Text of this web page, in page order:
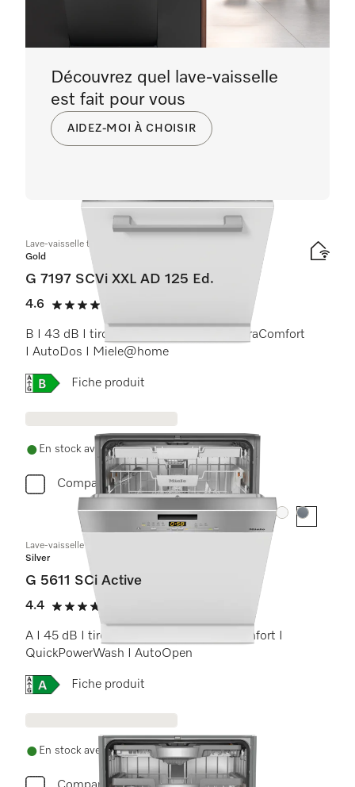
Lave-vaisselle totalement intégrable XXL
Gold
G 7197 SCVi XXL AD 125 Ed.
4.6
4.6 étoiles sur 5
B I 43 dB I tiroir à couverts I paniers ExtraComfort
I AutoDos I Miele@home
Online Label Flag, Étiquette énergétique
Fiche produit
En stock avec livraison gratuite
Comparer
Couleur:Couleur:
Lave-vaisselle intégré
Silver
G 5611 SCi Active
4.4
4.4 étoiles sur 5
A I 45 dB I tiroir à couverts I paniers Comfort I
QuickPowerWash I AutoOpen
Online Label Flag, Étiquette énergétique
Fiche produit
En stock avec livraison gratuite
Découvrez quel lave-vaisselle
est fait pour vous
AIDEZ-MOI À CHOISIR